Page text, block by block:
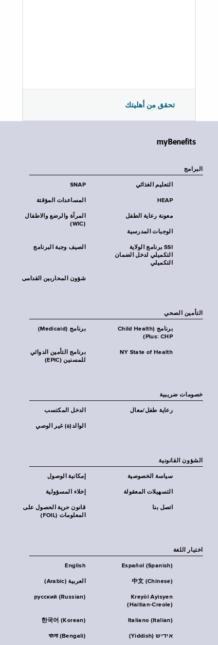
تحقق من أهليتك
myBenefits
البرامج
SNAP التعليم الغذائي
المساعدات المؤقتة HEAP
المرآة والرضع والاطفال
(WIC)
معونة رعاية الطفل
الوجبات المدرسية
الصيف وجبة البرنامج
SSI برنامج الولاية
التكميلي لدخل الضمان
التكميلي
شؤون المحاربين القدامى
التأمين الصحي
برنامج (Medicaid)
برنامج (Child Health
Plus: CHP)
برنامج التأمين الدوائي
للمسنين (EPIC)
NY State of Health
خصومات ضريبية
الدخل المكتسب رعاية طفل/معال
الوالد(ة) غير الوصي
الشؤون القانونية
إمكانية الوصول سياسة الخصوصية
إخلاء المسؤولية التسهيلات المعقولة
قانون حرية الحصول على
المعلومات (FOIL)
اتصل بنا
اختيار اللغة
English Español (Spanish)
العربية (Arabic) 中文 (Chinese)
русский (Russian)
Kreyòl Ayisyen
(Haitian-Creole)
한국어 (Korean) Italiano (Italian)
বাংলা (Bengali) אידיש (Yiddish)